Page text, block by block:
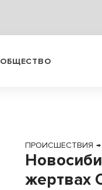
ОБЩЕСТВО
ПРОИСШЕСТВИЯ →
жертвах